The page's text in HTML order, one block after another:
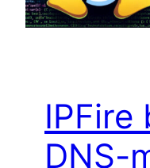
IPFire
DNS-